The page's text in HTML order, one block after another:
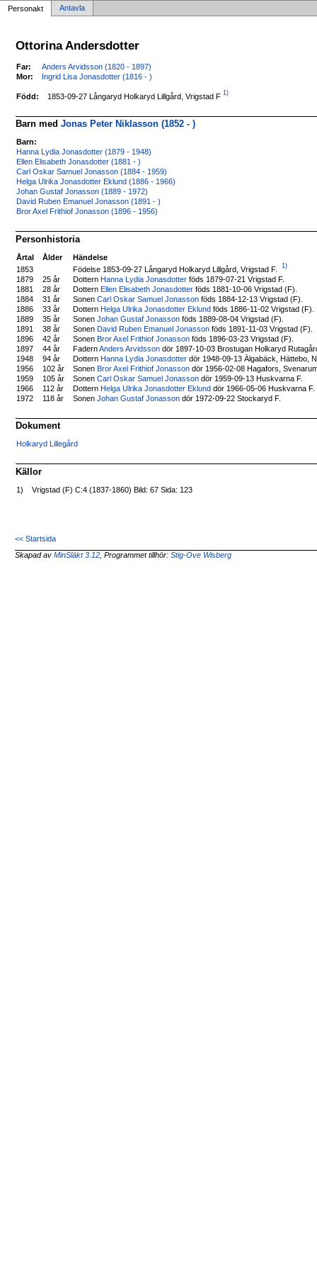
Personakt Antavla
Ottorina Andersdotter
Far:
Anders Arvidsson (1820 - 1897)
Mor:
Ingrid Lisa Jonasdotter (1816 - )
Född: 1853-09-27 Långaryd Holkaryd Lillgård, Vrigstad F 1)
Barn medJonas Peter Niklasson (1852 - )
Barn:
Hanna Lydia Jonasdotter (1879 - 1948)
Ellen Elisabeth Jonasdotter (1881 - )
Carl Oskar Samuel Jonasson (1884 - 1959)
Helga Ulrika Jonasdotter Eklund (1886 - 1966)
Johan Gustaf Jonasson (1889 - 1972)
David Ruben Emanuel Jonasson (1891 - )
Bror Axel Frithiof Jonasson (1896 - 1956)
Personhistoria
Årtal Ålder
Händelse
1853
Födelse 1853-09-27 Långaryd Holkaryd Lillgård, Vrigstad F. 1)
1879 25 år DotternHanna Lydia Jonasdotter föds 1879-07-21 Vrigstad F.
1881
28 år DotternEllen Elisabeth Jonasdotter föds 1881-10-06 Vrigstad (F).
1884
31 år SonenCarl Oskar Samuel Jonasson föds 1884-12-13 Vrigstad (F).
1886
33 år DotternHelga Ulrika Jonasdotter Eklund föds 1886-11-02 Vrigstad (F).
1889
35 år SonenJohan Gustaf Jonasson föds 1889-08-04 Vrigstad (F).
1891
38 år SonenDavid Ruben Emanuel Jonasson föds 1891-11-03 Vrigstad (F).
1896
42 år SonenBror Axel Frithiof Jonasson föds 1896-03-23 Vrigstad (F).
1897
44 år FadernAnders Arvidsson dör 1897-10-03 Brostugan Holkaryd
1948
94 år DotternHanna Lydia Jonasdotter dör 1948-09-13 Älgabäck, Hättebo,
1956
102 år SonenBror Axel Frithiof Jonasson dör 1956-02-08 Hagafors,
1959
105 år SonenCarl Oskar Samuel Jonasson dör 1959-09-13 Huskvarna F.
1966
112 år DotternHelga Ulrika Jonasdotter Eklund dör 1966-05-06 Huskvarna F.
1972
118 år SonenJohan Gustaf Jonasson dör 1972-09-22 Stockaryd F.
Dokument
Holkaryd Lillegård
Källor
1) Vrigstad (F) C:4 (1837-1860) Bild: 67 Sida: 123
<< Startsida
Skapad avMinSläkt 3.12 , Programmet tillhör:Stig-Ove Wisberg